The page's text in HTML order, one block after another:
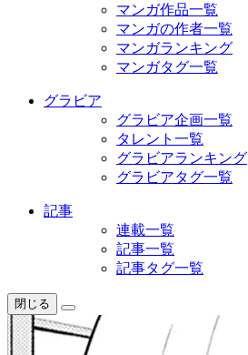
マンガ作品一覧
マンガの作者一覧
マンガランキング
マンガタグ一覧
グラビア
グラビア企画一覧
タレント一覧
グラビアランキング
グラビアタグ一覧
記事
連載一覧
記事一覧
記事タグ一覧
閉じる